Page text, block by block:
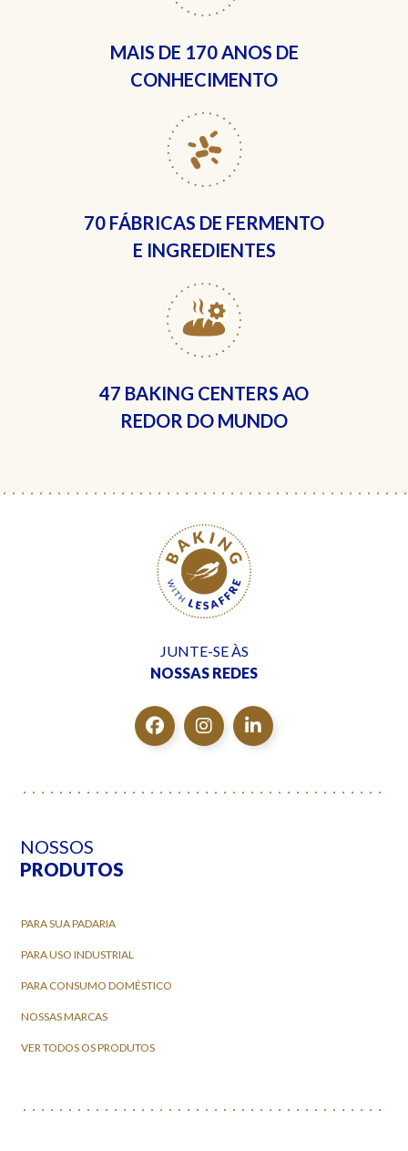
MAIS DE 170 ANOS DE
CONHECIMENTO
70 FÁBRICAS DE FERMENTO
E INGREDIENTES
47 BAKING CENTERS AO
REDOR DO MUNDO
JUNTE-SE ÀS
NOSSAS REDES
NOSSOS
PRODUTOS
PARA SUA PADARIA
PARA USO INDUSTRIAL
PARA CONSUMO DOMÉSTICO
NOSSAS MARCAS
VER TODOS OS PRODUTOS